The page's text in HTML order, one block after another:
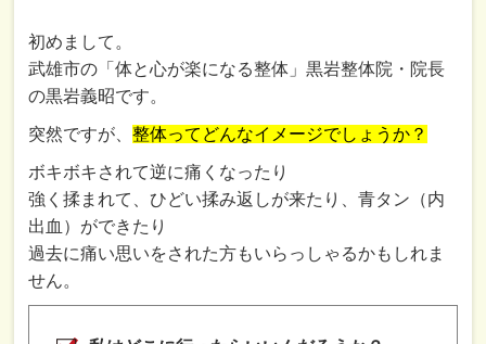
初めまして。
武雄市の「体と心が楽になる整体」黒岩整体院・院長
の黒岩義昭です。
突然ですが、整体ってどんなイメージでしょうか？
ボキボキされて逆に痛くなったり
強く揉まれて、ひどい揉み返しが来たり、青タン（内
出血）ができたり
過去に痛い思いをされた方もいらっしゃるかもしれま
せん。